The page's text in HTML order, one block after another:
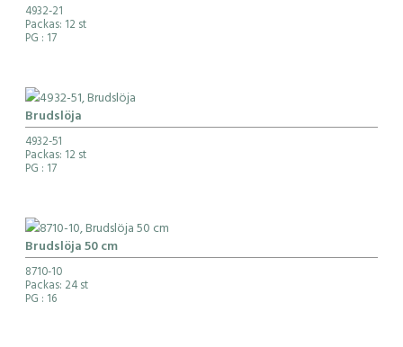
4932-21
Packas: 12 st
PG : 17
Brudslöja
4932-51
Packas: 12 st
PG : 17
Brudslöja 50 cm
8710-10
Packas: 24 st
PG : 16